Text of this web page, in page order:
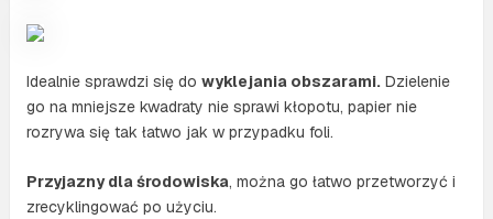
Idealnie sprawdzi się do wyklejania obszarami.Dzielenie
go na mniejsze kwadraty nie sprawi kłopotu, papier nie
rozrywa się tak łatwo jak w przypadku foli.
Przyjazny dla środowiska, można go łatwo przetworzyć i
zrecyklingować po użyciu.